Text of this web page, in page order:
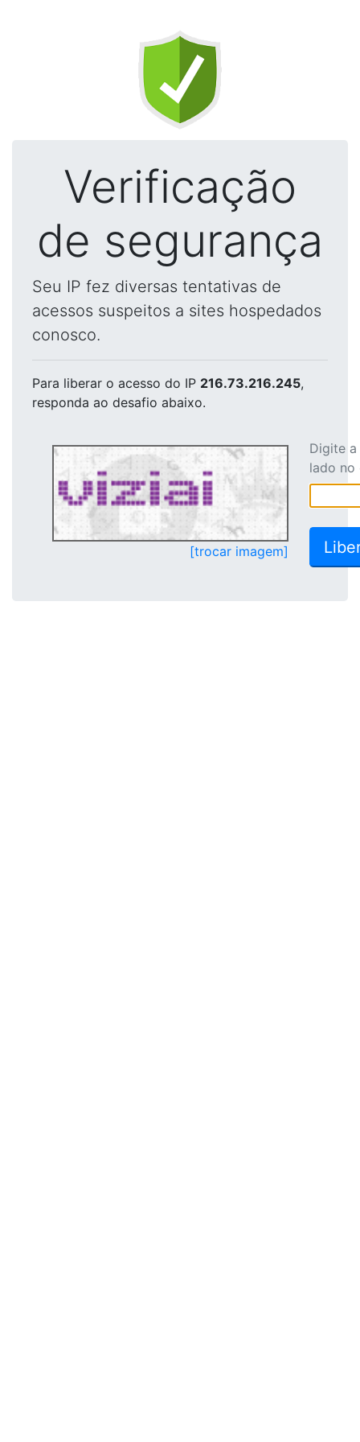
Verificação
de segurança
Seu IP fez diversas tentativas de
acessos suspeitos a sites hospedados
conosco.
Para liberar o acesso do IP 216.73.216.245,
responda ao desafio abaixo.
[trocar imagem]
Digite
lado no